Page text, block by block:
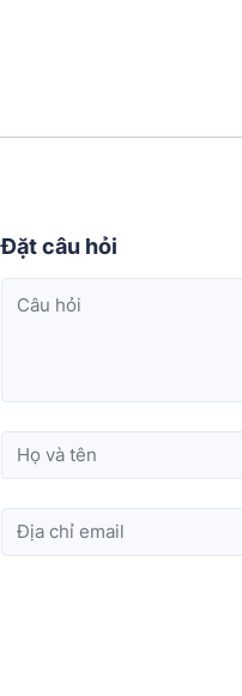
Đặt câu hỏi